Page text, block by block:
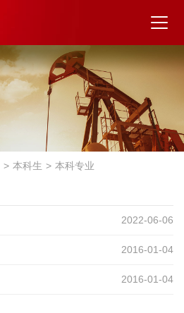
本科生 本科专业
2022-06-06
2016-01-04
2016-01-04